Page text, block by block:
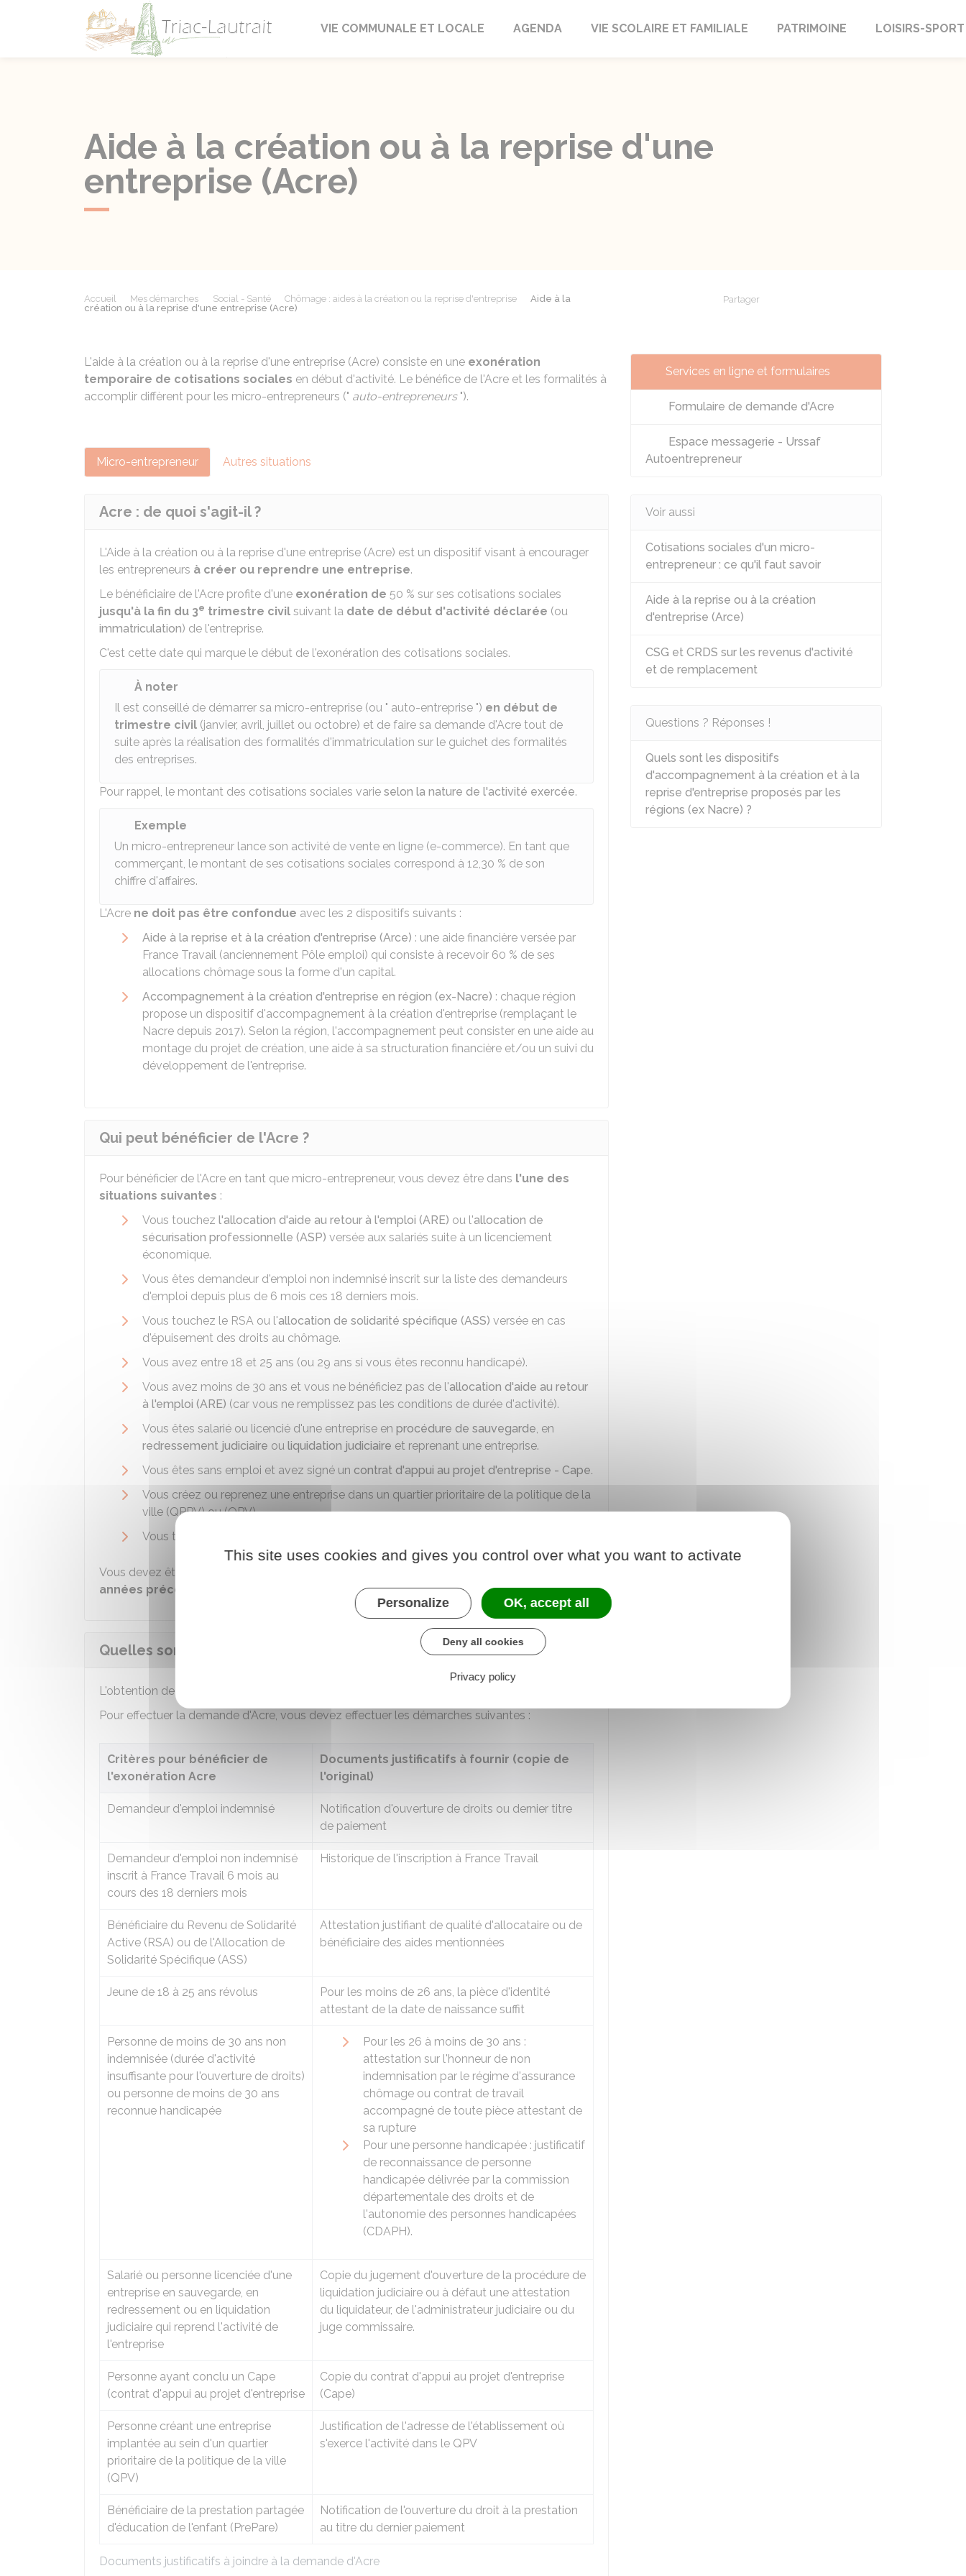
Triac-Lautrait
VIE COMMUNALE ET LOCALE AGENDA VIE SCOLAIRE ET FAMILIALE PATRIMOINE LOISIRS-SPORT
Aide à la création ou à la reprise d'une
entreprise (Acre)
Accueil Mes démarches Social - Santé Chômage : aides à la création ou la reprise d'entreprise
Aide à la
création ou à la reprise d'une entreprise (Acre)
Partager
L'aide à la création ou à la reprise d'une entreprise (Acre) consiste en une exonération
temporaire de cotisations sociales en début d'activité. Le bénéfice de l'Acre et les formalités à
accomplir diffèrent pour les micro-entrepreneurs (" auto-entrepreneurs").
Micro-entrepreneur Autres situations
Acre : de quoi s'agit-il ?
L'Aide à la création ou à la reprise d'une entreprise (Acre) est un dispositif visant à encourager
les entrepreneurs à créer ou reprendre une entreprise.
Le bénéficiaire de l'Acre profite d'une exonération de 50 % sur ses cotisations sociales
jusqu'à la fin du 3e trimestre civil suivant la date de début d'activité déclarée (ou
immatriculation) de l'entreprise.
C'est cette date qui marque le début de l'exonération des cotisations sociales.
À noter
Il est conseillé de démarrer sa micro-entreprise (ou " auto-entreprise ") en début de
trimestre civil (janvier, avril, juillet ou octobre) et de faire sa demande d'Acre tout de
suite après la réalisation des formalités d'immatriculation sur le guichet des formalités
des entreprises.
Pour rappel, le montant des cotisations sociales varie selon la nature de l'activité exercée.
Exemple
Un micro-entrepreneur lance son activité de vente en ligne (e-commerce). En tant que
commerçant, le montant de ses cotisations sociales correspond à 12,30 % de son
chiffre d'affaires.
L'Acre ne doit pas être confondue avec les 2 dispositifs suivants :
Aide à la reprise et à la création d'entreprise (Arce) : une aide financière versée par
France Travail (anciennement Pôle emploi) qui consiste à recevoir 60 % de ses
allocations chômage sous la forme d'un capital.
Accompagnement à la création d'entreprise en région (ex-Nacre) : chaque région
propose un dispositif d'accompagnement à la création d'entreprise (remplaçant le
Nacre depuis 2017). Selon la région, l'accompagnement peut consister en une aide au
montage du projet de création, une aide à sa structuration financière et/ou un suivi du
développement de l'entreprise.
Qui peut bénéficier de l'Acre ?
Pour bénéficier de l'Acre en tant que micro-entrepreneur, vous devez être dans l'une des
situations suivantes :
Vous touchez l'allocation d'aide au retour à l'emploi (ARE) ou l'allocation de
sécurisation professionnelle (ASP) versée aux salariés suite à un licenciement
économique.
Vous êtes demandeur d'emploi non indemnisé inscrit sur la liste des demandeurs
d'emploi depuis plus de 6 mois ces 18 derniers mois.
Vous touchez le RSA ou l'allocation de solidarité spécifique (ASS) versée en cas
d'épuisement des droits au chômage.
Vous avez entre 18 et 25 ans (ou 29 ans si vous êtes reconnu handicapé).
Vous avez moins de 30 ans et vous ne bénéficiez pas de l'allocation d'aide au retour
à l'emploi (ARE) (car vous ne remplissez pas les conditions de durée d'activité).
Vous êtes salarié ou licencié d'une entreprise en procédure de sauvegarde, en
redressement judiciaire ou liquidation judiciaire et reprenant une entreprise.
Vous êtes sans emploi et avez signé un contrat d'appui au projet d'entreprise - Cape.
Vous créez ou reprenez une entreprise dans un quartier prioritaire de la politique de la
ville (QPPV) ou (QPV)
Vous touchez la
Vous devez être en
années précédentes
(au titre d'une autre création ou reprise d'entreprise).
Quelles sont les démarches pour obtenir l'Acre ?
L'obtention de l'Acre n'est
Pour effectuer la demande d'Acre, vous devez effectuer les démarches suivantes :
Documents justificatifs à joindre à la demande d'Acre
Critères pour bénéficier de
l'exonération Acre
Documents justificatifs à fournir (copie de
l'original)
Demandeur d'emploi indemnisé
Notification d'ouverture de droits ou dernier titre
de paiement
Demandeur d'emploi non indemnisé
inscrit à France Travail 6 mois au
cours des 18 derniers mois
Historique de l'inscription à France Travail
Bénéficiaire du Revenu de Solidarité
Active (RSA) ou de l'Allocation de
Solidarité Spécifique (ASS)
Attestation justifiant de qualité d'allocataire ou de
bénéficiaire des aides mentionnées
Jeune de 18 à 25 ans révolus
Pour les moins de 26 ans, la pièce d'identité
attestant de la date de naissance suffit
Personne de moins de 30 ans non
indemnisée (durée d'activité
insuffisante pour l'ouverture de droits)
ou personne de moins de 30 ans
reconnue handicapée
Pour les 26 à moins de 30 ans :
attestation sur l'honneur de non
indemnisation par le régime d'assurance
chômage ou contrat de travail
accompagné de toute pièce attestant de
sa rupture
Pour une personne handicapée : justificatif
de reconnaissance de personne
handicapée délivrée par la commission
départementale des droits et de
l'autonomie des personnes handicapées
(CDAPH).
Salarié ou personne licenciée d'une
entreprise en sauvegarde, en
redressement ou en liquidation
judiciaire qui reprend l'activité de
l'entreprise
Copie du jugement d'ouverture de la procédure de
liquidation judiciaire ou à défaut une attestation
du liquidateur, de l'administrateur judiciaire ou du
juge commissaire.
Personne ayant conclu un Cape
(contrat d'appui au projet d'entreprise
Copie du contrat d'appui au projet d'entreprise
(Cape)
Personne créant une entreprise
implantée au sein d'un quartier
prioritaire de la politique de la ville
(QPV)
Justification de l'adresse de l'établissement où
s'exerce l'activité dans le QPV
Bénéficiaire de la prestation partagée
d'éducation de l'enfant (PrePare)
Notification de l'ouverture du droit à la prestation
au titre du dernier paiement
Services en ligne et formulaires
Formulaire de demande d'Acre
Espace messagerie - Urssaf
Autoentrepreneur
Voir aussi
Cotisations sociales d'un micro-
entrepreneur : ce qu'il faut savoir
Aide à la reprise ou à la création
d'entreprise (Arce)
CSG et CRDS sur les revenus d'activité
et de remplacement
Questions ? Réponses !
Quels sont les dispositifs
d'accompagnement à la création et à la
reprise d'entreprise proposés par les
régions (ex Nacre) ?
This site uses cookies and gives you control over what you want to activate
Personalize OK, accept all
Deny all cookies
Privacy policy